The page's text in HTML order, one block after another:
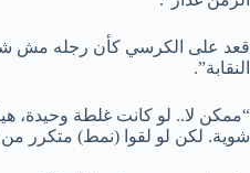
قعد على الكرسي كأن رجله مش
النقابة”.
“ممكن لا.. لو كانت غلطة وحيدة،
شوية. لكن لو لقوا (نمط) متكرر